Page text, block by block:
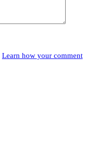
Learn how your comment